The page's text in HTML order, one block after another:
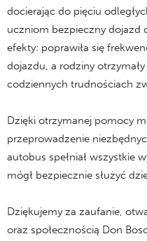
docierając do pięciu
uczniom bezpieczny dojazd
efekty: poprawiła się
dojazdu, a rodziny
codziennych trudnościach
Dzięki otrzymanej pomocy
przeprowadzenie
autobus spełniał wszystkie
mógł bezpiecznie służyć
Dziękujemy za zaufanie,
oraz społecznością Don